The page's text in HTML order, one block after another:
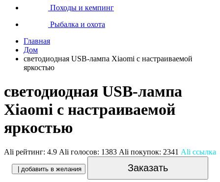
Походы и кемпинг
Рыбалка и охота
Главная
Дом
светодиодная USB-лампа Xiaomi с настраиваемой
яркостью
светодиодная USB-лампа
Xiaomi с настраиваемой
яркостью
Ali рейтинг: 4.9 Ali голосов: 1383 Ali покупок: 2341 Ali ссылка
| добавить в желания Заказать